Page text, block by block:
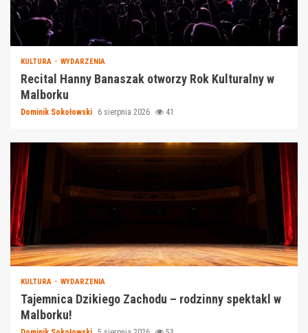
KULTURA WYDARZENIA
Recital Hanny Banaszak otworzy Rok Kulturalny w
Malborku
Dominik Sokołowski 6 sierpnia 2026 41
KULTURA WYDARZENIA
Tajemnica Dzikiego Zachodu – rodzinny spektakl w
Malborku!